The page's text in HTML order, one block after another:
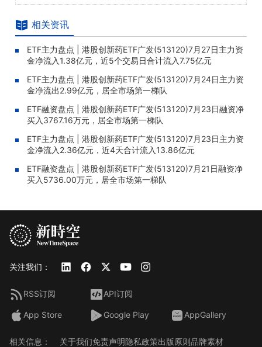
相关资讯
ETF主力盘点 | 港股创新药ETF广发(513120)7月27日主力资
金净流入1.38亿元，近5个交易日合计流入7.75亿元
ETF主力盘点 | 港股创新药ETF广发(513120)7月24日主力资
金净流出2.99亿元，居全市场第一梯队
ETF融资盘点 | 港股创新药ETF广发(513120)7月23日融资净
买入3767.16万元，居全市场第一梯队
ETF主力盘点 | 港股创新药ETF广发(513120)7月23日主力资
金净流入2.36亿元，近4天合计流入13.86亿元
ETF融资盘点 | 港股创新药ETF广发(513120)7月21日融资净
买入5736.00万元，居全市场第一梯队
关注我们：
RSS订阅 API订阅
App Store Google Play AppGallery
相关信息： 关于我们免责声明隐私政策出版原则品牌素材